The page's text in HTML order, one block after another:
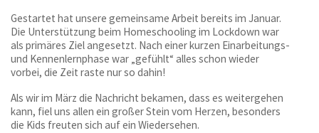
Gestartet hat unsere gemeinsame Arbeit bereits im Januar.
Die Unterstützung beim Homeschooling im Lockdown war
als primäres Ziel angesetzt. Nach einer kurzen Einarbeitungs-
und Kennenlernphase war „gefühlt“ alles schon wieder
vorbei, die Zeit raste nur so dahin!
Als wir im März die Nachricht bekamen, dass es weitergehen
kann, fiel uns allen ein großer Stein vom Herzen, besonders
die Kids freuten sich auf ein Wiedersehen.